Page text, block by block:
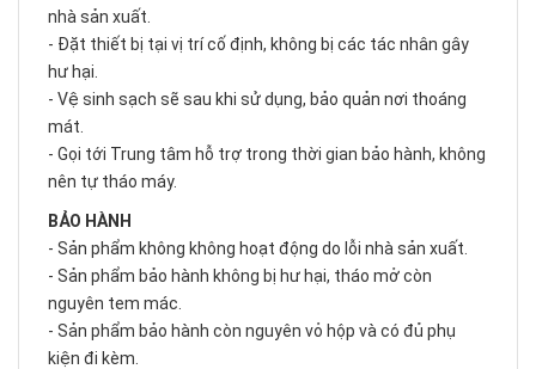
nhà sản xuất.
- Đặt thiết bị tại vị trí cố định, không bị các tác nhân gây
hư hại.
- Vệ sinh sạch sẽ sau khi sử dụng, bảo quản nơi thoáng
mát.
- Gọi tới Trung tâm hỗ trợ trong thời gian bảo hành, không
nên tự tháo máy.
BẢO HÀNH
- Sản phẩm không không hoạt động do lỗi nhà sản xuất.
- Sản phẩm bảo hành không bị hư hại, tháo mở còn
nguyên tem mác.
- Sản phẩm bảo hành còn nguyên vỏ hộp và có đủ phụ
kiện đi kèm.